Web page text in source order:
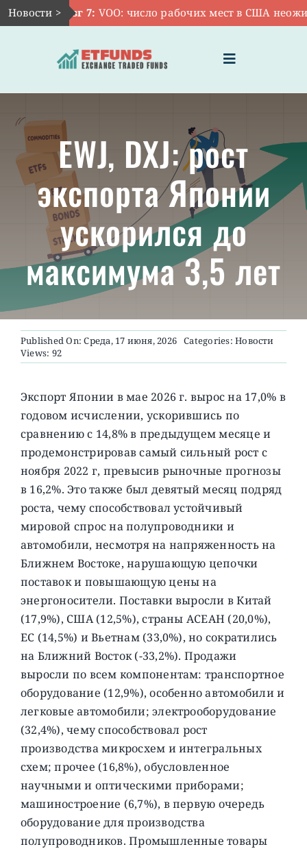
Skip
to
Новости >Авг 7:VOO: число рабочих мест в США
Toggle
Navigation
ГЛАВНАЯ
ЧТО ТАКОЕ ETF
ИНВЕСТИЦИИ В ETF
ТЕМАТИЧЕСКИЕ ETF
АКТУАЛЬНЫЕ
О ПРОЕКТЕ
EWJ, DXJ: рост
экспорта Японии
ускорился до
максимума 3,5 лет
Published On: Среда, 17 июня, 2026 Categories:Новости
Views: 92
Экспорт Японии в мае 2026 г. вырос на 17,0% в
годовом исчислении, ускорившись по
сравнению с 14,8% в предыдущем месяце и
продемонстрировав самый сильный рост с
ноября 2022 г, превысив рыночные прогнозы
в 16,2%.Это также был девятый месяц подряд
роста, чему способствовал устойчивый
мировой спрос на полупроводники и
автомобили, несмотря на напряженность на
Ближнем Востоке, нарушающую цепочки
поставок и повышающую цены на
энергоносители. Поставки выросли в Китай
(17,9%), США (12,5%), страны АСЕАН (20,0%),
ЕС (14,5%) и Вьетнам (33,0%), но сократились
на Ближний Восток (-33,2%). Продажи
выросли по всем компонентам: транспортное
оборудование (12,9%), особенно автомобили и
легковые автомобили; электрооборудование
(32,4%), чему способствовал рост
производства микросхем и интегральных
схем; прочее (16,8%), обусловленное
научными и оптическими приборами;
машиностроение (6,7%), в первую очередь
оборудование для производства
полупроводников. Промышленные товары